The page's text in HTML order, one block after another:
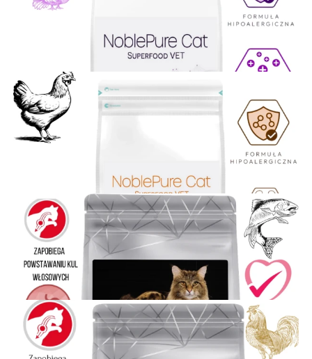
dla kotów dorosłych Pielęgnacja skóry i sierści, odkłaczająca
30,00 zł
Dodaj do koszyka
NoblePure Cat Vet Gastrointestinal Hydrolizowana
Hypoalergiczna karma dla kotów dorosłych sterylizowanych,
Dodaj do koszyka
NoblePure Cat Vet Urinary Hydrolizowana Hypoalergiczna
karma dla kotów dorosłych sterylizowanych, wsparcie układu
moczowego próbka
30,00 zł
Dodaj do koszyka
NoblePure Cat karma sucha dla kota steryklizowanego